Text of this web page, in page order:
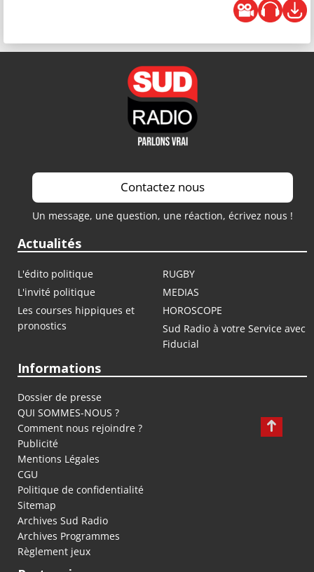
Contactez nous
Un message, une question, une réaction, écrivez nous !
Actualités
L'édito politique
RUGBY
L'invité politique
MEDIAS
Les courses hippiques et
pronostics
HOROSCOPE
Sud Radio à votre Service avec
Fiducial
Informations
Dossier de presse
QUI SOMMES-NOUS ?
Comment nous rejoindre ?
Publicité
Mentions Légales
CGU
Politique de confidentialité
Sitemap
Archives Sud Radio
Archives Programmes
Règlement jeux